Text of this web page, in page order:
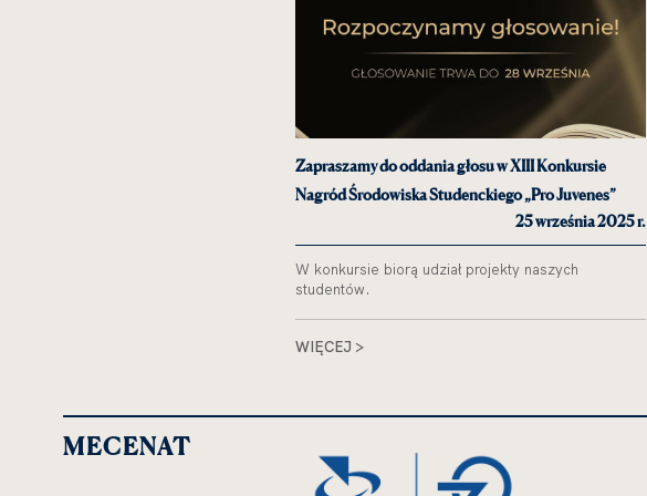
Zapraszamy do oddania głosu w XIII Konkursie
Nagród Środowiska Studenckiego „Pro Juvenes”
25 września 2025 r.
W konkursie biorą udział projekty naszych
studentów.
WIĘCEJ >
MECENAT